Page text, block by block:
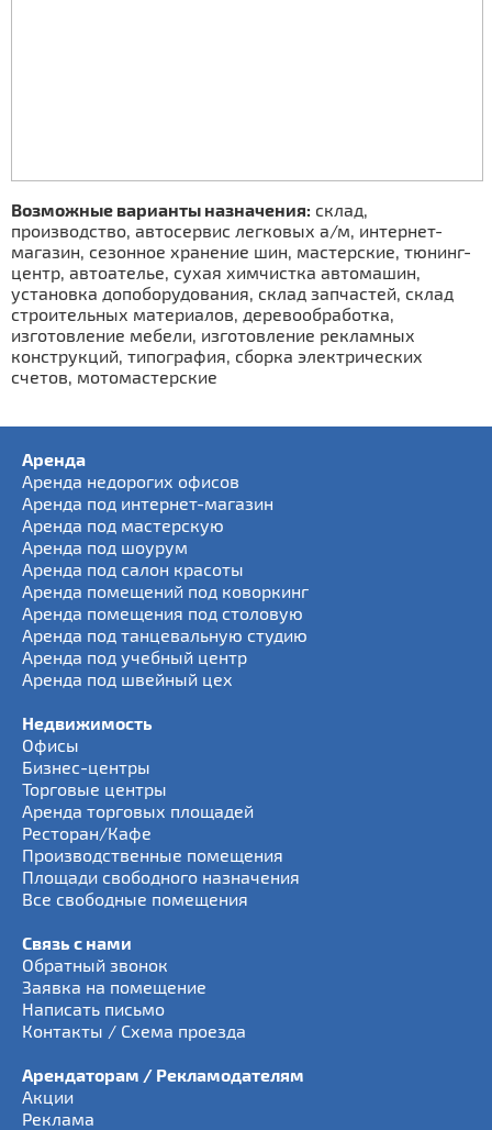
Возможные варианты назначения: склад,
производство, автосервис легковых а/м, интернет-
магазин, сезонное хранение шин, мастерские, тюнинг-
центр, автоателье, сухая химчистка автомашин,
установка допоборудования, склад запчастей, склад
строительных материалов, деревообработка,
изготовление мебели, изготовление рекламных
конструкций, типография, сборка электрических
счетов, мотомастерские
Аренда
Аренда недорогих офисов
Аренда под интернет-магазин
Аренда под мастерскую
Аренда под шоурум
Аренда под салон красоты
Аренда помещений под коворкинг
Аренда помещения под столовую
Аренда под танцевальную студию
Аренда под учебный центр
Аренда под швейный цех
Недвижимость
Офисы
Бизнес-центры
Торговые центры
Аренда торговых площадей
Ресторан/Кафе
Производственные помещения
Площади свободного назначения
Все свободные помещения
Связь с нами
Обратный звонок
Заявка на помещение
Написать письмо
Контакты / Схема проезда
Арендаторам / Рекламодателям
Акции
Реклама